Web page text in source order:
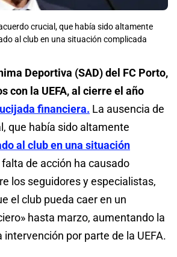
crucial, que había sido altamente
al club en una situación complicada
Deportiva (SAD) del FC Porto,
con la UEFA, al cierre el año
financiera. La ausencia de
que había sido altamente
al club en una situación
falta de acción ha causado
los seguidores y especialistas,
el club pueda caer en un
hasta marzo, aumentando la
intervención por parte de la UEFA.